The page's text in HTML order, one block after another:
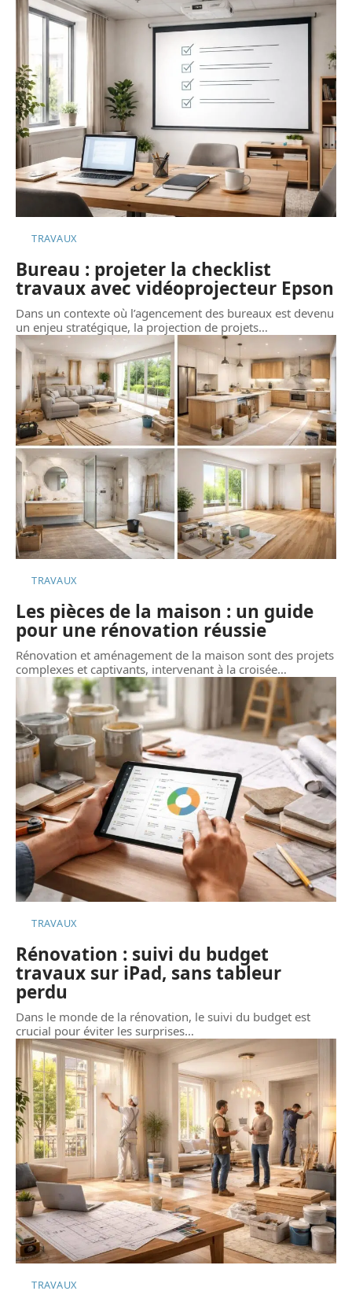
TRAVAUX
Bureau : projeter la checklist
travaux avec vidéoprojecteur Epson
Dans un contexte où l’agencement des bureaux est devenu
un enjeu stratégique, la projection de projets…
TRAVAUX
Les pièces de la maison : un guide
pour une rénovation réussie
Rénovation et aménagement de la maison sont des projets
complexes et captivants, intervenant à la croisée…
TRAVAUX
Rénovation : suivi du budget
travaux sur iPad, sans tableur
perdu
Dans le monde de la rénovation, le suivi du budget est
crucial pour éviter les surprises…
TRAVAUX